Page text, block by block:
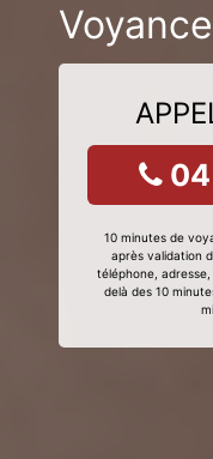
04
10 minutes de
après validation
téléphone,
delà des 10